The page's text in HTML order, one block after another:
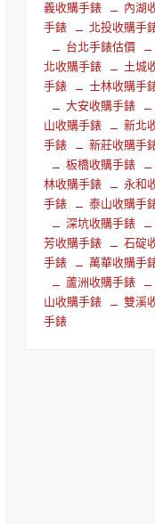
義收購手錶
內湖
手錶
北投收購手
台北手錶估價
北收購手錶
土城
手錶
士林收購手
大安收購手錶
山收購手錶
新北
手錶
新莊收購手
板橋收購手錶
林收購手錶
永和
手錶
泰山收購手
深坑收購手錶
芳收購手錶
石碇
手錶
萬華收購手
蘆洲收購手錶
山收購手錶
雙溪
手錶